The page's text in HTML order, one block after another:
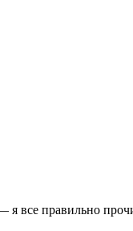
я все правильно